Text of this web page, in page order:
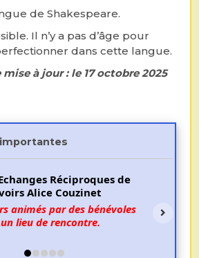
de Shakespeare.
Il n’y a pas d’âge pour
dans cette langue.
à jour : le 17 octobre 2025
Réciproques de
Alice Couzinet
animés par des bénévoles
lieu de rencontre.